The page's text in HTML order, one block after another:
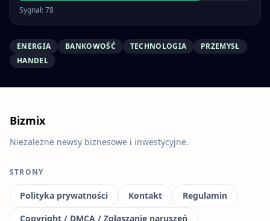
Sygnał: 78
ENERGIA BANKOWOŚĆ TECHNOLOGIA
PRZEMYSŁ
HANDEL
Bizmix
Niezależne newsy biznesowe i inwestycyjne.
STRONY
Polityka prywatności Kontakt
Regulamin
Copyright / DMCA / Zgłaszanie naruszeń